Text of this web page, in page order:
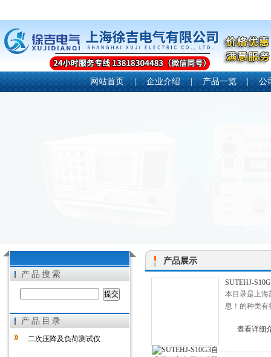
上海徐吉电气有限公司
网站首页 | 企业介绍 | 产品一览 | 公
产品搜索
产品目录
二次压降及负荷测试仪
产品展示
SUTEHJ-
本目录是上海
息！的种类有
查看详细